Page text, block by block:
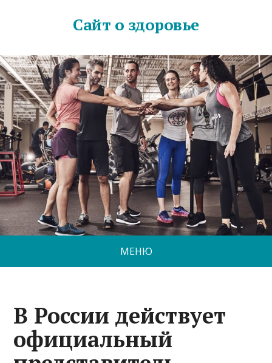
Сайт о здоровье
МЕНЮ
В России действует
официальный